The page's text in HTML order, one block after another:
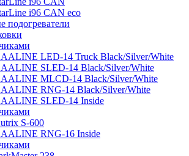
i96 CAN eco
подогреватели
LED-14 Truck Black/Silver/White
SLED-14 Black/Silver/White
MLCD-14 Black/Silver/White
RNG-14 Black/Silver/White
SLED-14 Inside
S-600
RNG-16 Inside